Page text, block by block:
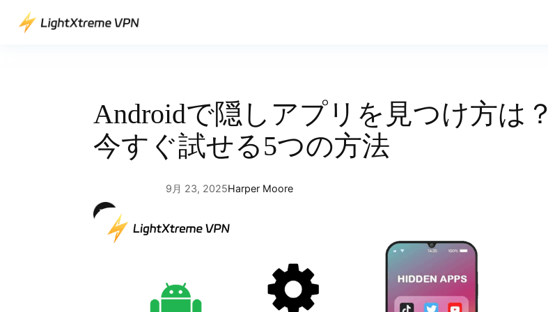
Androidで隠しアプリを見つけ方は？
今すぐ試せる5つの方法
9月 23, 2025Harper Moore